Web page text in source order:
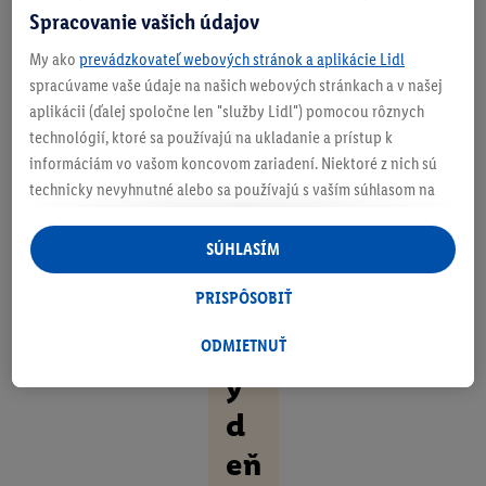
e
o
bl
eč
en
í.
K
až
d
ý
d
eň
Spracovanie vašich údajov
My ako prevádzkovateľ webových stránok a aplikácie Lidl
spracúvame vaše údaje na našich webových stránkach a v našej
aplikácii (ďalej spoločne len "služby Lidl") pomocou rôznych
technológií, ktoré sa používajú na ukladanie a prístup k
informáciám vo vašom koncovom zariadení. Niektoré z nich sú
technicky nevyhnutné alebo sa používajú s vaším súhlasom na
personalizovanú reklamu v rámci služieb Lidl aj mimo nich. Ak
ste účastníkom programu Lidl Plus, na tieto účely sa spracúvajú
aj údaje z vášho nákupného správania v obchode.
následne si vytvoríte účet Lidl Plus alebo sa prihlásite do svojho
tiež vytvoriť špeciálny online identifikátor z e-mailovej adresy,
ktorú tam uvediete, aby sme vás mohli rozpoznať v službách
prevádzkovaných tretími stranami a zobrazovať vám
personalizovanú reklamu. Na tento účel môže byť vaša
ODMIETNUŤ
PRISPÔSOBIŤ
SÚHLASÍM